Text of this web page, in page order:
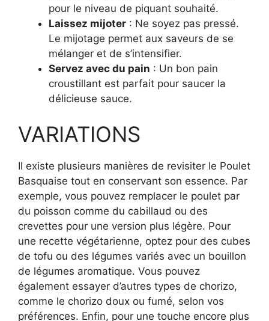
pour le niveau de piquant souhaité.
Laissez mijoter : Ne soyez pas pressé.
Le mijotage permet aux saveurs de se
mélanger et de s’intensifier.
Servez avec du pain : Un bon pain
croustillant est parfait pour saucer la
délicieuse sauce.
VARIATIONS
Il existe plusieurs manières de revisiter le Poulet
Basquaise tout en conservant son essence. Par
exemple, vous pouvez remplacer le poulet par
du poisson comme du cabillaud ou des
crevettes pour une version plus légère. Pour
une recette végétarienne, optez pour des cubes
de tofu ou des légumes variés avec un bouillon
de légumes aromatique. Vous pouvez
également essayer d’autres types de chorizo,
comme le chorizo doux ou fumé, selon vos
préférences. Enfin, pour une touche encore plus